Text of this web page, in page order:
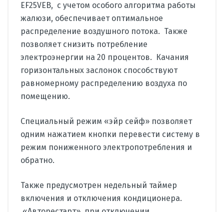
EF25VEB, с учетом особого алгоритма работы
жалюзи, обеспечивает оптимальное
распределение воздушного потока. Также
позволяет снизить потребление
электроэнергии на 20 процентов. Качания
горизонтальных заслонок способствуют
равномерному распределению воздуха по
помещению.
Специальный режим «эйр сейф» позволяет
одним нажатием кнопки перевести систему в
режим пониженного электропотребления и
обратно.
Также предусмотрен недельный таймер
включения и отключения кондиционера.